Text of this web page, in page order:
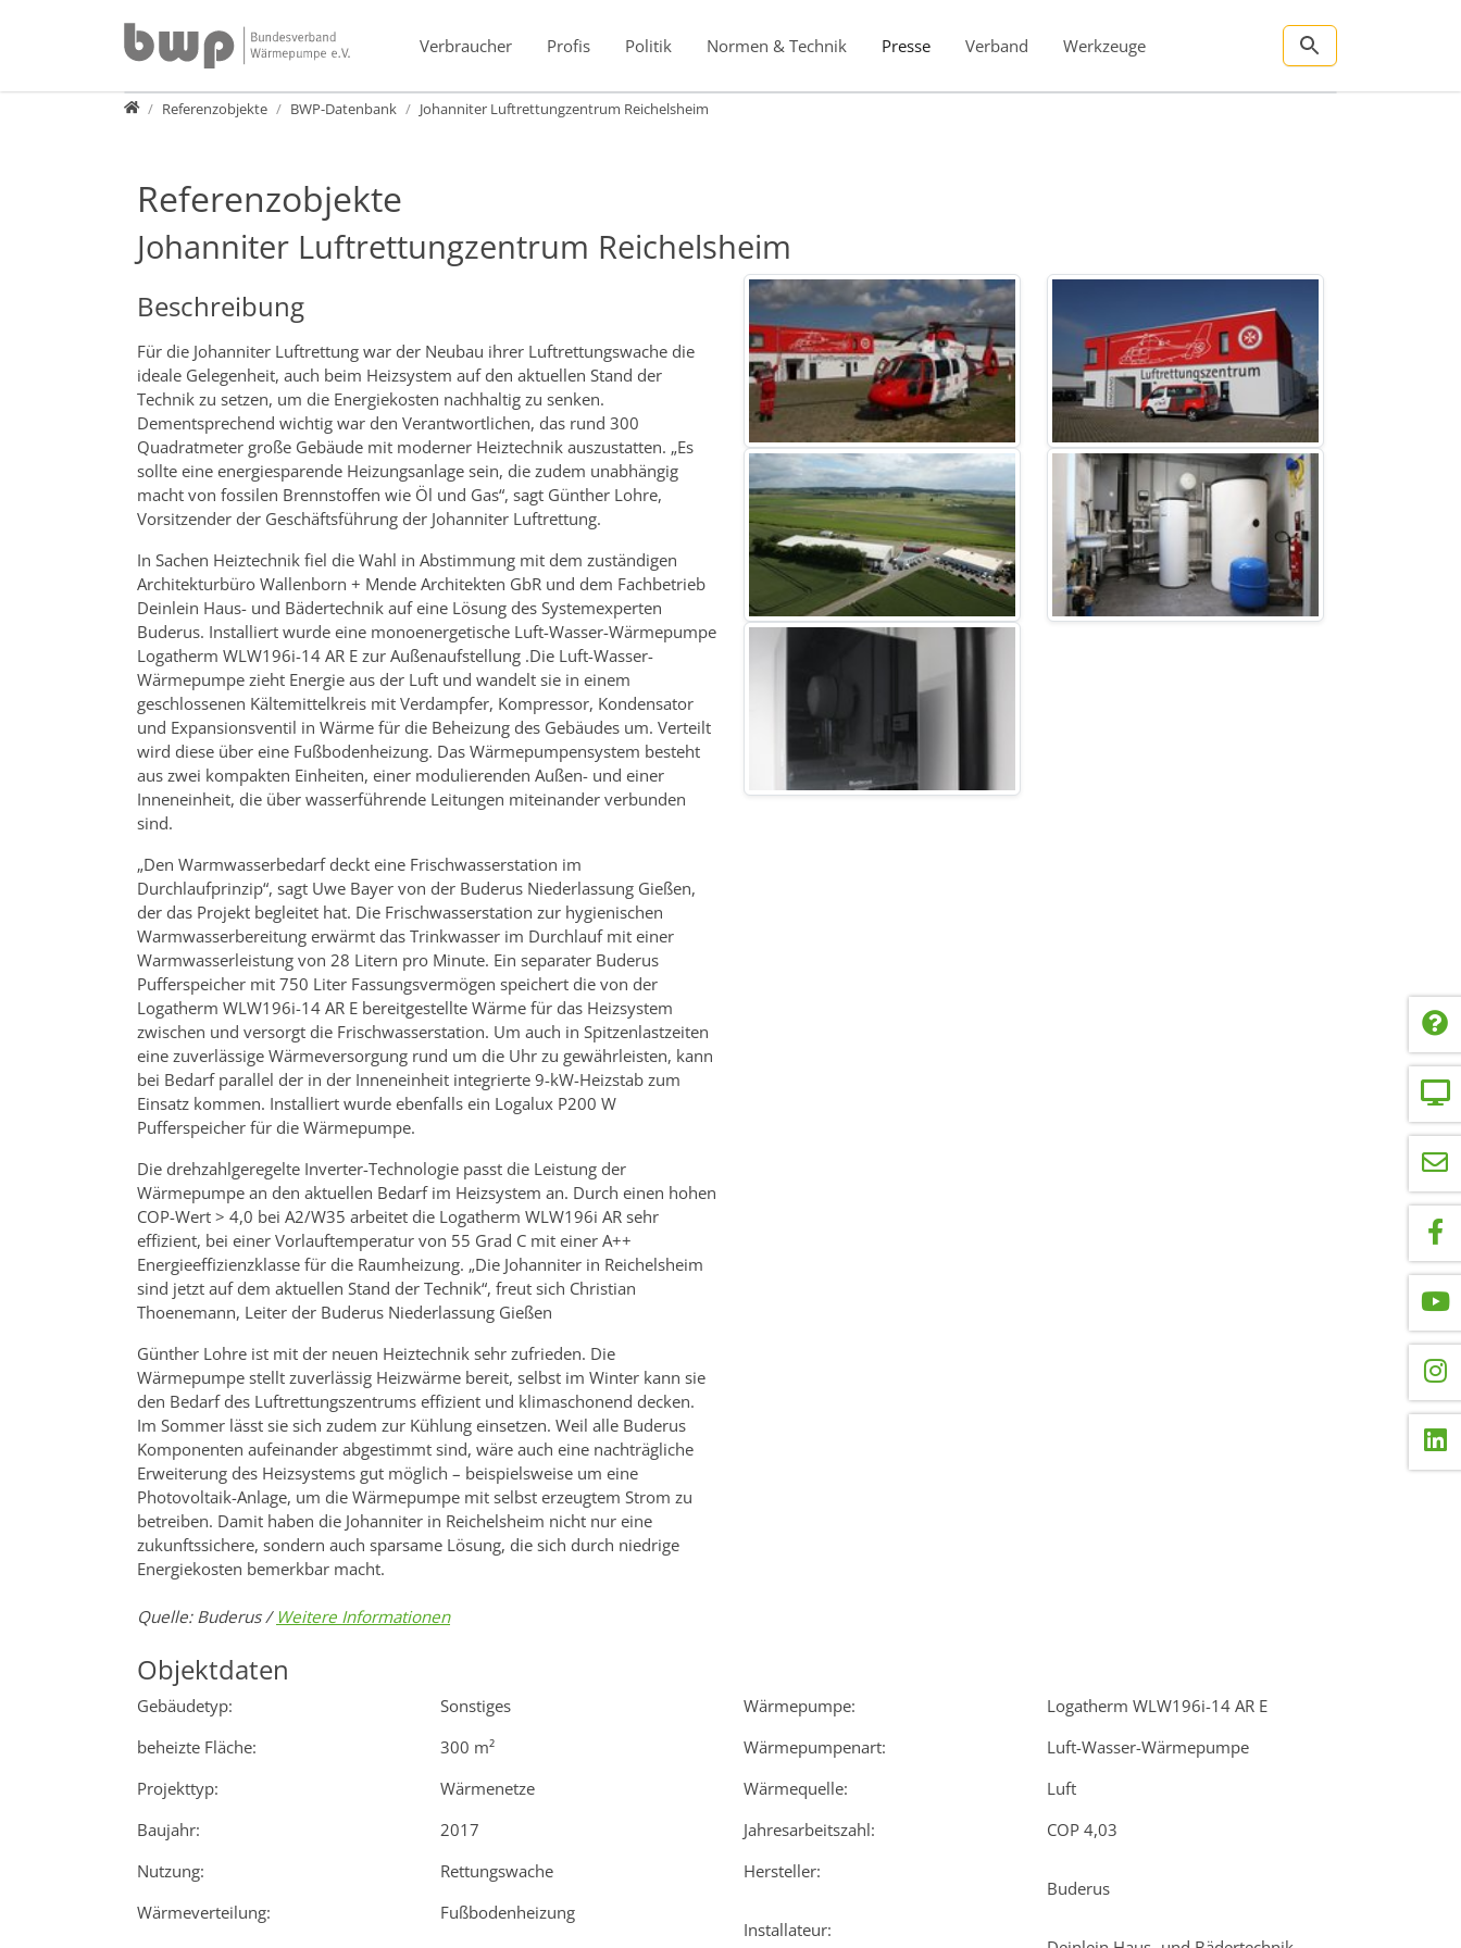
Verbraucher
Profis Politik Normen & Technik Presse Verband Werkzeuge
PresseReferenzobjekte BWP-Datenbank Johanniter Luftrettungzentrum Reichelsheim
Referenzobjekte
Johanniter Luftrettungzentrum Reichelsheim
Beschreibung
Für die Johanniter Luftrettung war der Neubau ihrer Luftrettungswache die
ideale Gelegenheit, auch beim Heizsystem auf den aktuellen Stand der
Technik zu setzen, um die Energiekosten nachhaltig zu senken.
Dementsprechend wichtig war den Verantwortlichen, das rund 300
Quadratmeter große Gebäude mit moderner Heiztechnik auszustatten. „Es
sollte eine energiesparende Heizungsanlage sein, die zudem unabhängig
macht von fossilen Brennstoffen wie Öl und Gas“, sagt Günther Lohre,
Vorsitzender der Geschäftsführung der Johanniter Luftrettung.
In Sachen Heiztechnik fiel die Wahl in Abstimmung mit dem zuständigen
Architekturbüro Wallenborn + Mende Architekten GbR und dem Fachbetrieb
Deinlein Haus- und Bädertechnik auf eine Lösung des Systemexperten
Buderus. Installiert wurde eine monoenergetische Luft-Wasser-Wärmepumpe
Logatherm WLW196i-14 AR E zur Außenaufstellung .Die Luft-Wasser-
Wärmepumpe zieht Energie aus der Luft und wandelt sie in einem
geschlossenen Kältemittelkreis mit Verdampfer, Kompressor, Kondensator
und Expansionsventil in Wärme für die Beheizung des Gebäudes um. Verteilt
wird diese über eine Fußbodenheizung. Das Wärmepumpensystem besteht
aus zwei kompakten Einheiten, einer modulierenden Außen- und einer
Inneneinheit, die über wasserführende Leitungen miteinander verbunden
sind.
„Den Warmwasserbedarf deckt eine Frischwasserstation im
Durchlaufprinzip“, sagt Uwe Bayer von der Buderus Niederlassung Gießen,
der das Projekt begleitet hat. Die Frischwasserstation zur hygienischen
Warmwasserbereitung erwärmt das Trinkwasser im Durchlauf mit einer
Warmwasserleistung von 28 Litern pro Minute. Ein separater Buderus
Pufferspeicher mit 750 Liter Fassungsvermögen speichert die von der
Logatherm WLW196i-14 AR E bereitgestellte Wärme für das Heizsystem
zwischen und versorgt die Frischwasserstation. Um auch in Spitzenlastzeiten
eine zuverlässige Wärmeversorgung rund um die Uhr zu gewährleisten, kann
bei Bedarf parallel der in der Inneneinheit integrierte 9-kW-Heizstab zum
Einsatz kommen. Installiert wurde ebenfalls ein Logalux P200 W
Pufferspeicher für die Wärmepumpe.
Die drehzahlgeregelte Inverter-Technologie passt die Leistung der
Wärmepumpe an den aktuellen Bedarf im Heizsystem an. Durch einen hohen
COP-Wert > 4,0 bei A2/W35 arbeitet die Logatherm WLW196i AR sehr
effizient, bei einer Vorlauftemperatur von 55 Grad C mit einer A++
Energieeffizienzklasse für die Raumheizung. „Die Johanniter in Reichelsheim
sind jetzt auf dem aktuellen Stand der Technik“, freut sich Christian
Thoenemann, Leiter der Buderus Niederlassung Gießen
Günther Lohre ist mit der neuen Heiztechnik sehr zufrieden. Die
Wärmepumpe stellt zuverlässig Heizwärme bereit, selbst im Winter kann sie
den Bedarf des Luftrettungszentrums effizient und klimaschonend decken.
Im Sommer lässt sie sich zudem zur Kühlung einsetzen. Weil alle Buderus
Komponenten aufeinander abgestimmt sind, wäre auch eine nachträgliche
Erweiterung des Heizsystems gut möglich – beispielsweise um eine
Photovoltaik-Anlage, um die Wärmepumpe mit selbst erzeugtem Strom zu
betreiben. Damit haben die Johanniter in Reichelsheim nicht nur eine
zukunftssichere, sondern auch sparsame Lösung, die sich durch niedrige
Energiekosten bemerkbar macht.
Quelle: Buderus / Weitere Informationen
Objektdaten
Gebäudetyp:
Sonstiges
beheizte Fläche:
300 m²
Projekttyp:
Wärmenetze
Baujahr:
2017
Nutzung:
Rettungswache
Wärmeverteilung:
Fußbodenheizung
Wärmepumpe:
Logatherm WLW196i-14 AR E
Wärmepumpenart:
Luft-Wasser-Wärmepumpe
Wärmequelle:
Luft
Jahresarbeitszahl:
COP 4,03
Hersteller:
Buderus
Installateur: